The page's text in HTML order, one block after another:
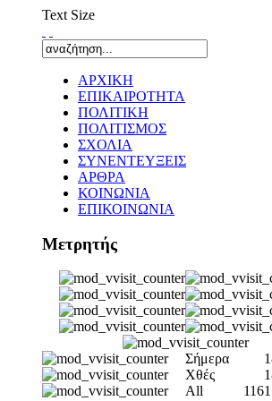
Text Size
ΑΡΧΙΚΗ
ΕΠΙΚΑΙΡΟΤΗΤΑ
ΠΟΛΙΤΙΚΗ
ΠΟΛΙΤΙΣΜΟΣ
ΣΧΟΛΙΑ
ΣΥΝΕΝΤΕΥΞΕΙΣ
ΑΡΘΡΑ
ΚΟΙΝΩΝΙΑ
ΕΠΙΚΟΙΝΩΝΙΑ
Μετρητής
Σήμερα
Χθές
All